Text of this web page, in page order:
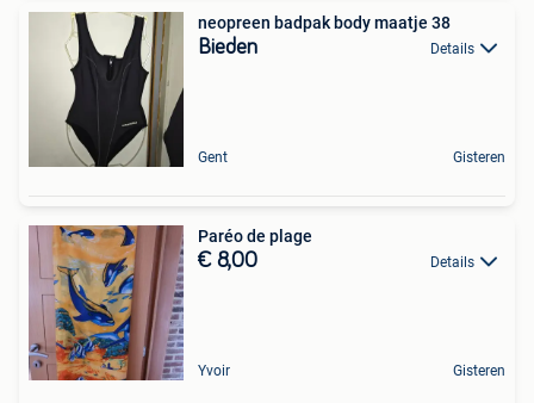
neopreen badpak body maatje 38
Bieden Details
Gent Gisteren
Paréo de plage
€ 8,00 Details
Yvoir Gisteren